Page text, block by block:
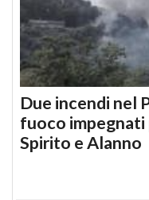
Due incendi nel
fuoco impegnati
Spirito e Alanno